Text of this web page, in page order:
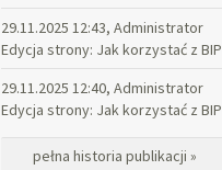
29.11.2025 12:43, Administrator
Edycja strony: Jak korzystać z BIP
29.11.2025 12:40, Administrator
Edycja strony: Jak korzystać z BIP
pełna historia publikacji »